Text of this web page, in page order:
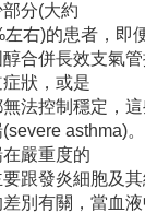
分(大約
左右)的患者，即
合併長效支氣管
狀，或是
無法控制穩定，
asthma)
嚴重度的
跟發炎細胞及
別有關，當血